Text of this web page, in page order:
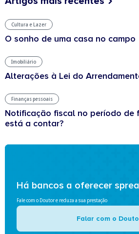
Cultura e Lazer
O sonho de uma casa no campo
Imobiliário
Alterações à Lei do
Finanças pessoais
Notificação fiscal no período de
está a contar?
Há bancos a oferecer
Fale com o Doutor e reduza a sua prestação
Falar com o